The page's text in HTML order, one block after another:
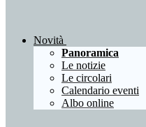
Novità
Panoramica
Le notizie
Le circolari
Calendario eventi
Albo online